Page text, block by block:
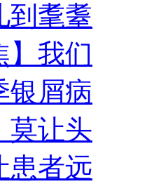
到耄耋
】我们
银屑病
莫让头
患者远